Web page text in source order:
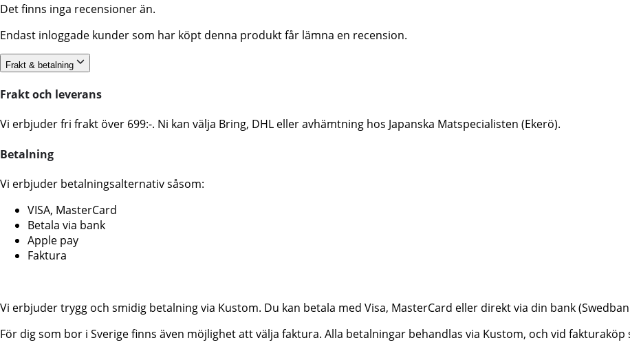
Det finns inga recensioner än.
Endast inloggade kunder som har köpt denna produkt får lämna en recension.
Frakt & betalning
Frakt och leverans
Vi erbjuder fri frakt över 699:-. Ni kan välja Bring, DHL eller avhämtning hos Japanska Matspecialisten (Ekerö).
Betalning
Vi erbjuder betalningsalternativ såsom:
VISA, MasterCard
Betala via bank
Apple pay
Faktura
Vi erbjuder trygg och smidig betalning via Kustom. Du kan betala med Visa, MasterCard eller direkt via din bank
För dig som bor i Sverige finns även möjlighet att välja faktura. Alla betalningar behandlas via Kustom, och vid